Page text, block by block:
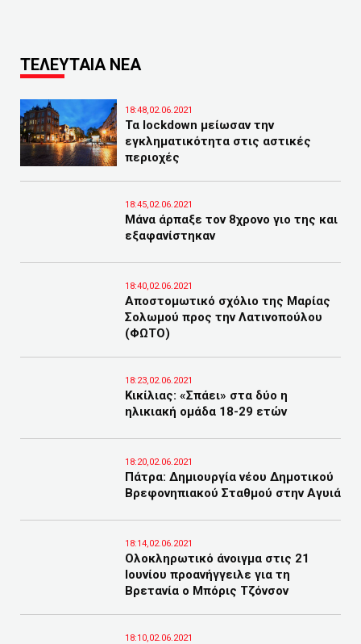
ΤΕΛΕΥΤΑΙΑ ΝΕΑ
18:48,02.06.2021
Τα lockdown μείωσαν την
εγκληματικότητα στις αστικές
περιοχές
18:45,02.06.2021
Μάνα άρπαξε τον 8χρονο γιο της και
εξαφανίστηκαν
18:40,02.06.2021
Αποστομωτικό σχόλιο της Μαρίας
Σολωμού προς την Λατινοπούλου
(ΦΩΤΟ)
18:23,02.06.2021
Κικίλιας: «Σπάει» στα δύο η
ηλικιακή ομάδα 18-29 ετών
18:20,02.06.2021
Πάτρα: Δημιουργία νέου Δημοτικού
Βρεφονηπιακού Σταθμού στην Αγυιά
18:14,02.06.2021
Ολοκληρωτικό άνοιγμα στις 21
Ιουνίου προανήγγειλε για τη
Βρετανία ο Μπόρις Τζόνσον
18:10,02.06.2021